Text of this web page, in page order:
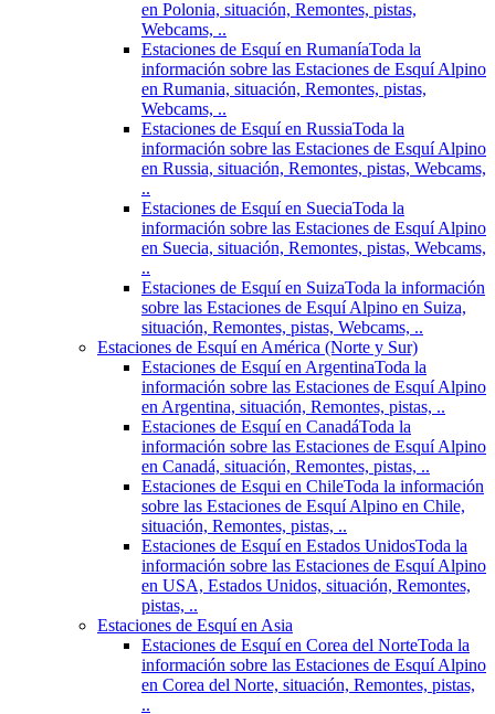
en Polonia, situación, Remontes, pistas,
Webcams, ..
Estaciones de Esquí en RumaníaToda la
información sobre las Estaciones de Esquí Alpino
en Rumania, situación, Remontes, pistas,
Webcams, ..
Estaciones de Esquí en RussiaToda la
información sobre las Estaciones de Esquí Alpino
en Russia, situación, Remontes, pistas, Webcams,
..
Estaciones de Esquí en SueciaToda la
información sobre las Estaciones de Esquí Alpino
en Suecia, situación, Remontes, pistas, Webcams,
..
Estaciones de Esquí en SuizaToda la información
sobre las Estaciones de Esquí Alpino en Suiza,
situación, Remontes, pistas, Webcams, ..
Estaciones de Esquí en América (Norte y Sur)
Estaciones de Esquí en ArgentinaToda la
información sobre las Estaciones de Esquí Alpino
en Argentina, situación, Remontes, pistas, ..
Estaciones de Esquí en CanadáToda la
información sobre las Estaciones de Esquí Alpino
en Canadá, situación, Remontes, pistas, ..
Estaciones de Esqui en ChileToda la información
sobre las Estaciones de Esquí Alpino en Chile,
situación, Remontes, pistas, ..
Estaciones de Esquí en Estados UnidosToda la
información sobre las Estaciones de Esquí Alpino
en USA, Estados Unidos, situación, Remontes,
pistas, ..
Estaciones de Esquí en Asia
Estaciones de Esquí en Corea del NorteToda la
información sobre las Estaciones de Esquí Alpino
en Corea del Norte, situación, Remontes, pistas,
..